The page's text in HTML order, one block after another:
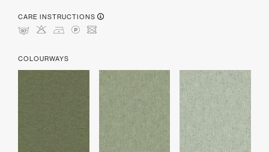
CARE INSTRUCTIONS
mHDLU
COLOURWAYS